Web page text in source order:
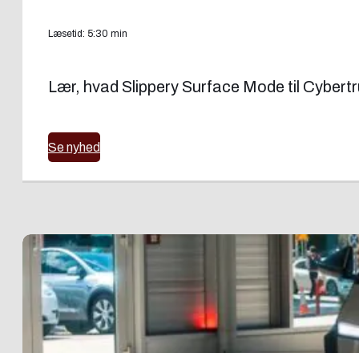
Læsetid: 5:30 min
Lær, hvad Slippery Surface Mode til
Se nyhed